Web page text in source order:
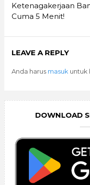
Ketenagakerjaan
Cuma 5 Menit!
LEAVE A REPLY
Anda harus masuk untuk
DOWNLOAD